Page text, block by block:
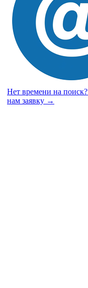
Нет времени на поиск?
нам заявку →